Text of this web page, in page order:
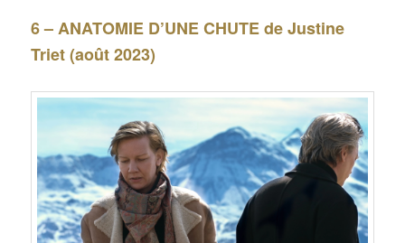
6 – ANATOMIE D’UNE CHUTE de Justine
Triet (août 2023)